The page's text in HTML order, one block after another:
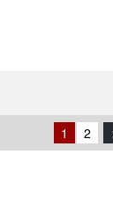
1 2